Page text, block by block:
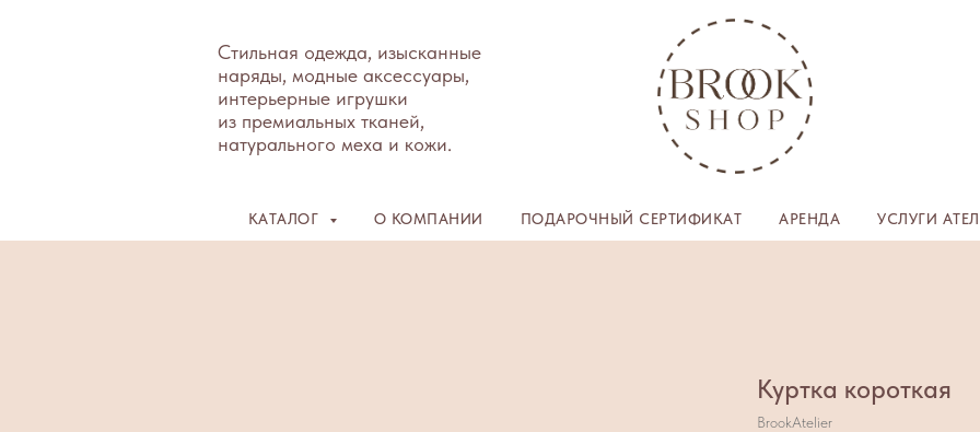
Стильная одежда, изысканные
наряды, модные аксессуары,
интерьерные игрушки
из премиальных тканей,
натурального меха и кожи.
КАТАЛОГ О КОМПАНИИ ПОДАРОЧНЫЙ СЕРТИФИКАТ АРЕНДА УСЛУГИ
Куртка короткая
BrookAtelier